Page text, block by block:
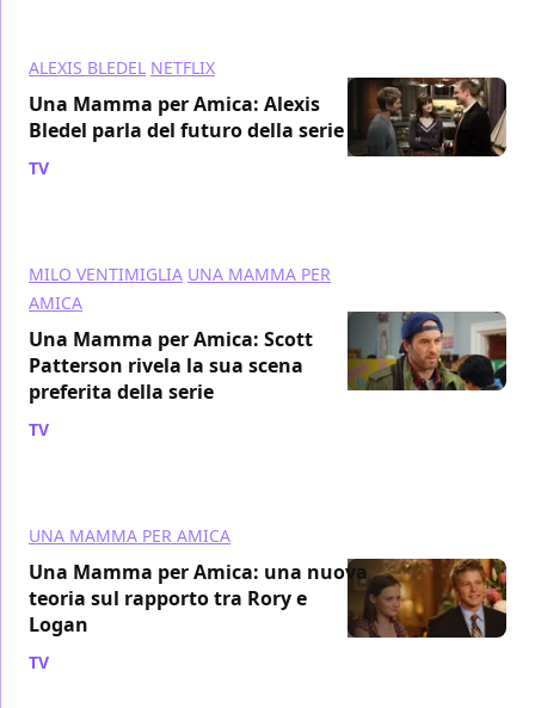
ALEXIS BLEDEL NETFLIX
Una Mamma per Amica: Alexis
Bledel parla del futuro della serie
TV
MILO VENTIMIGLIA UNA MAMMA PER
AMICA
Una Mamma per Amica: Scott
Patterson rivela la sua scena
preferita della serie
TV
UNA MAMMA PER AMICA
Una Mamma per Amica: una nuova
teoria sul rapporto tra Rory e
Logan
TV